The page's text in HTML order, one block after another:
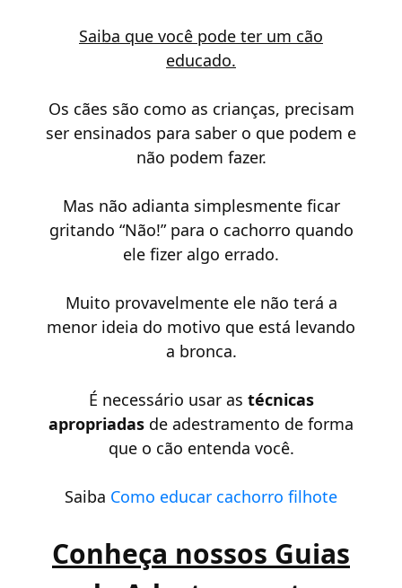
Saiba que você pode ter um cão
educado.
Os cães são como as crianças, precisam
ser ensinados para saber o que podem e
não podem fazer.
Mas não adianta simplesmente ficar
gritando “Não!” para o cachorro quando
ele fizer algo errado.
Muito provavelmente ele não terá a
menor ideia do motivo que está levando
a bronca.
É necessário usar as técnicas
apropriadas de adestramento de forma
que o cão entenda você.
Saiba Como educar cachorro filhote
Conheça nossos Guias